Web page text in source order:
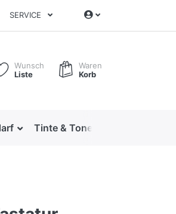
SERVICE
Wunsch
Liste
Waren
Korb
Tinte & Toner